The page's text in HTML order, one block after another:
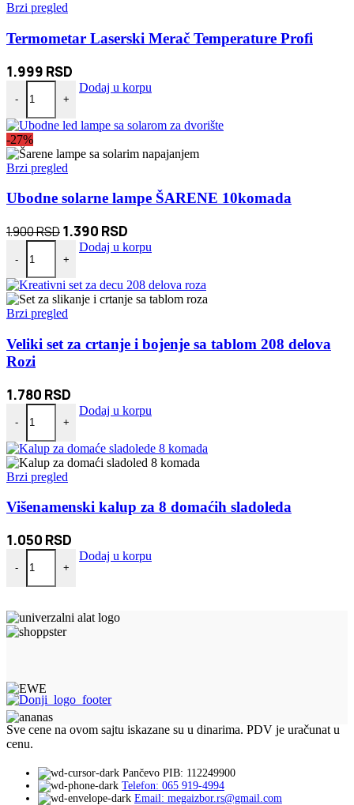
Brzi pregled
Termometar Laserski Merač Temperature Profi
1.999 RSD
-
Termometar Laserski Merač Temperature Profi količina
+
Dodaj u korpu
-27%
Brzi pregled
Ubodne solarne lampe ŠARENE 10komada
1.900RSDOriginalna
cena
je
bila:
1.900 RSD.
1.390 RSD
cena
1.390 RSD.
-
Ubodne solarne lampe ŠARENE 10komada količina
+
Dodaj u korpu
Brzi pregled
Veliki set za crtanje i bojenje sa tablom 208 delova
Rozi
1.780 RSD
-
Veliki set za crtanje i bojenje sa tablom 208 delova Rozi količina
+
Dodaj u korpu
Brzi pregled
Višenamenski kalup za 8 domaćih sladoleda
1.050 RSD
-
Višenamenski kalup za 8 domaćih sladoleda količina
+
Dodaj u korpu
Sve cene na ovom sajtu iskazane su u dinarima. PDV je uračunat u
cenu.
Pančevo PIB: 112249900
Telefon: 065 919-4994
Email: megaizbor.rs@gmail.com